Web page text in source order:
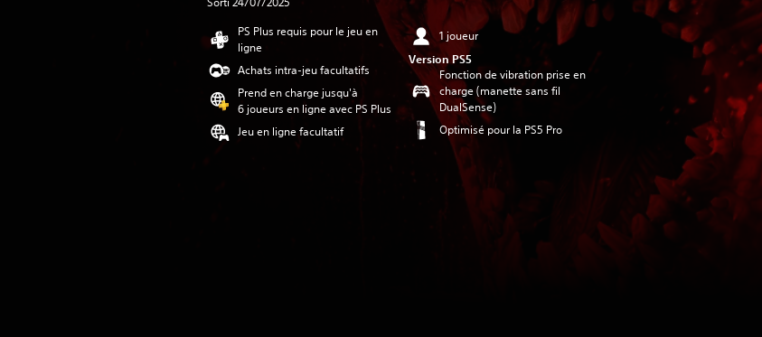
PS Plus requis pour le jeu en
ligne
Achats intra-jeu facultatifs
Prend en charge jusqu'à
6 joueurs en ligne avec PS Plus
Jeu en ligne facultatif
1 joueur
Version PS5
Fonction de vibration prise en
charge (manette sans fil
DualSense)
Optimisé pour la PS5 Pro